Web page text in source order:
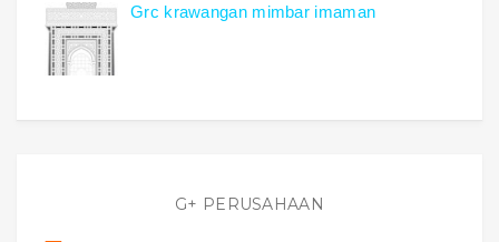
Grc krawangan mimbar imaman
G+ PERUSAHAAN